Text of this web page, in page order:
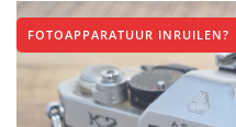
FOTOAPPARATUUR INRUILEN?